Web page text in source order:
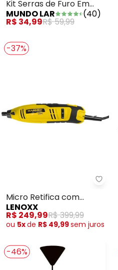
Kit Serras de Furo Em
Metal 4 Peças
MUNDO LAR (40)
R$ 34,99R$ 59,99
-37%
Micro Retifica com
Maleta 220 V
LENOXX
R$ 249,99R$ 399,99
ou 5xde R$ 49,99sem juros
-46%